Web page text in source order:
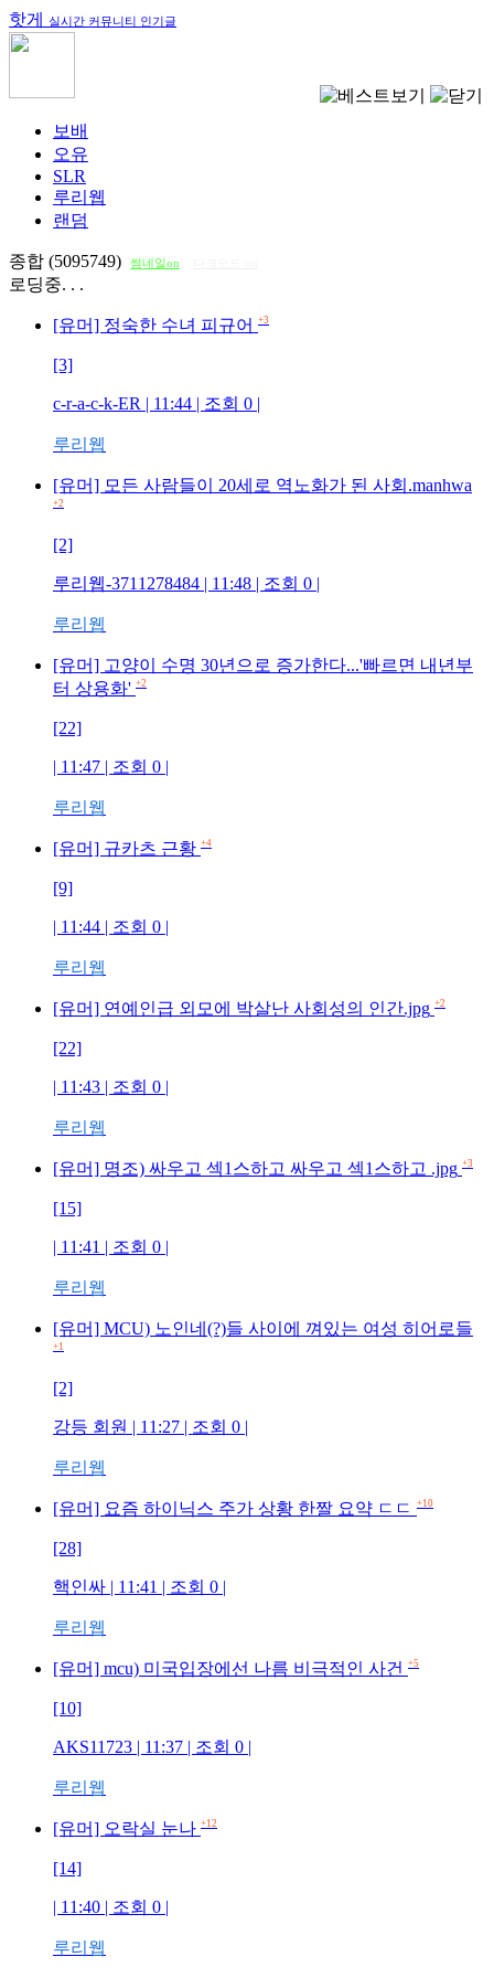
핫게 실시간 커뮤니티 인기글
보배
오유
SLR
루리웹
랜덤
종합 (5095749) 썸네일on
로딩중. . .
[유머] 정숙한 수녀 피규어 +3
[3]
c-r-a-c-k-ER | 11:44 | 조회 0 |
루리웹
[유머] 모든 사람들이 20세로 역노화가 된 사회.manhwa
+2
[2]
루리웹-3711278484 | 11:48 | 조회 0 |
루리웹
[유머] 고양이 수명 30년으로 증가한다...'빠르면 내년부
터 상용화' +2
[22]
| 11:47 | 조회 0 |
루리웹
[유머] 규카츠 근황 +4
[9]
| 11:44 | 조회 0 |
루리웹
[유머] 연예인급 외모에 박살난 사회성의 인간.jpg +2
[22]
| 11:43 | 조회 0 |
루리웹
[유머] 명조) 싸우고 섹1스하고 싸우고 섹1스하고 .jpg +3
[15]
| 11:41 | 조회 0 |
루리웹
[유머] MCU) 노인네(?)들 사이에 껴있는 여성 히어로들
+1
[2]
강등 회원 | 11:27 | 조회 0 |
루리웹
[유머] 요즘 하이닉스 주가 상황 한짤 요약 ㄷㄷ +10
[28]
핵인싸 | 11:41 | 조회 0 |
루리웹
[유머] mcu) 미국입장에선 나름 비극적인 사건 +5
[10]
AKS11723 | 11:37 | 조회 0 |
루리웹
[유머] 오락실 눈나 +12
[14]
| 11:40 | 조회 0 |
루리웹